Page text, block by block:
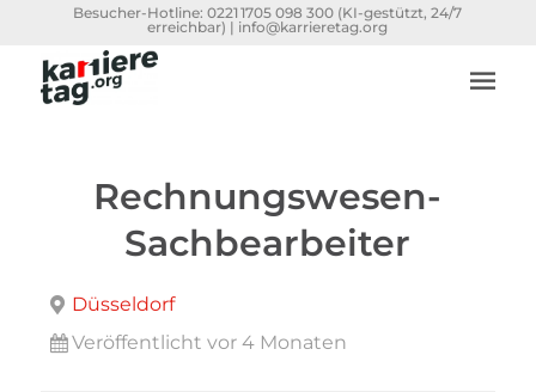
Besucher-Hotline:0221 1705 098 300 (KI-gestützt, 24/7
erreichbar) | info@karrieretag.org
Rechnungswesen-
Sachbearbeiter
Düsseldorf
Veröffentlicht vor 4 Monaten